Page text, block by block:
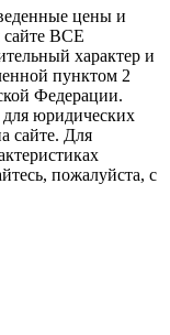
цены и
сайте ВСЕ
характер и
пунктoм 2
Федерации.
юридических
сайте. Для
пожалуйста, с